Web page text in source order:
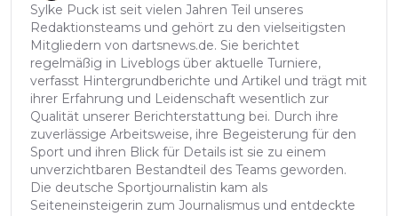
Sylke Puck ist seit vielen Jahren Teil unseres
Redaktionsteams und gehört zu den vielseitigsten
Mitgliedern von dartsnews.de. Sie berichtet
regelmäßig in Liveblogs über aktuelle Turniere,
verfasst Hintergrundberichte und Artikel und trägt mit
ihrer Erfahrung und Leidenschaft wesentlich zur
Qualität unserer Berichterstattung bei. Durch ihre
zuverlässige Arbeitsweise, ihre Begeisterung für den
Sport und ihren Blick für Details ist sie zu einem
unverzichtbaren Bestandteil des Teams geworden.
Die deutsche Sportjournalistin kam als
Seiteneinsteigerin zum Journalismus und entdeckte